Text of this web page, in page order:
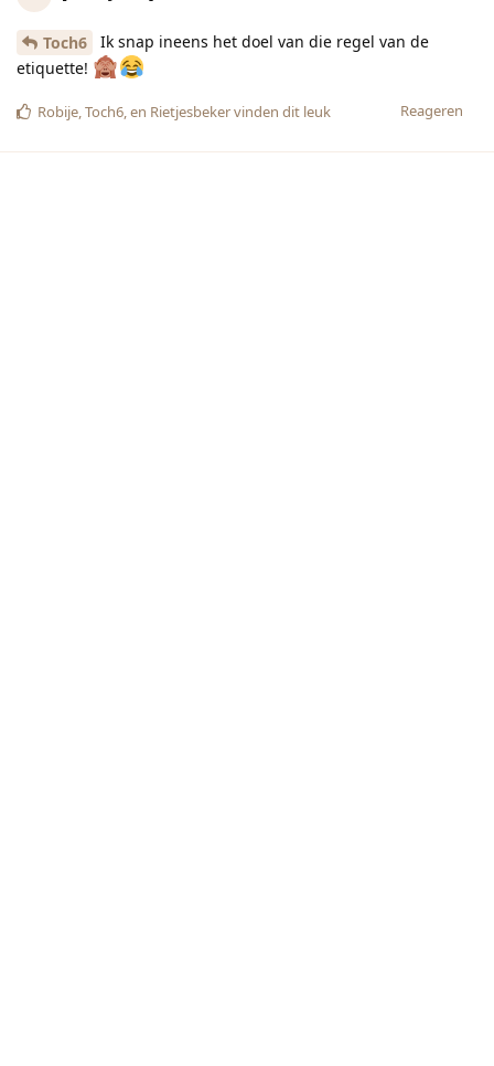
Toch6
Ik snap ineens het doel van die regel van de
etiquette!
Reageren
Robije,Toch6, en Rietjesbekervinden dit leuk